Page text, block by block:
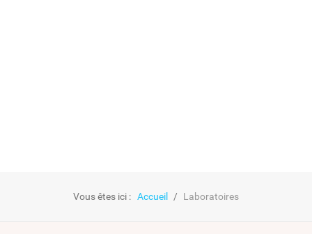
Vous êtes ici : Accueil Laboratoires